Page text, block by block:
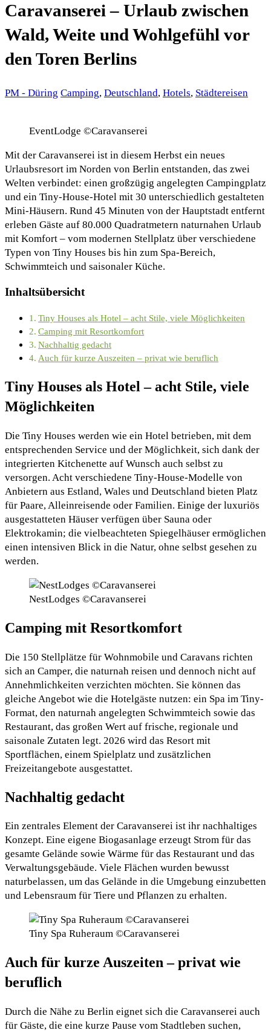
Caravanserei – Urlaub zwischen
Wald, Weite und Wohlgefühl vor
den Toren Berlins
PM - Düring Camping, Deutschland, Hotels, Städtereisen
EventLodge ©Caravanserei
Mit der Caravanserei ist in diesem Herbst ein neues
Urlaubsresort im Norden von Berlin entstanden, das zwei
Welten verbindet: einen großzügig angelegten Campingplatz
und ein Tiny-House-Hotel mit 30 unterschiedlich gestalteten
Mini-Häusern. Rund 45 Minuten von der Hauptstadt entfernt
erleben Gäste auf 80.000 Quadratmetern naturnahen Urlaub
mit Komfort – vom modernen Stellplatz über verschiedene
Typen von Tiny Houses bis hin zum Spa-Bereich,
Schwimmteich und saisonaler Küche.
Inhaltsübersicht
Tiny Houses als Hotel – acht Stile, viele Möglichkeiten
Camping mit Resortkomfort
Nachhaltig gedacht
Auch für kurze Auszeiten – privat wie beruflich
Tiny Houses als Hotel – acht Stile, viele
Möglichkeiten
Die Tiny Houses werden wie ein Hotel betrieben, mit dem
entsprechenden Service und der Möglichkeit, sich dank der
integrierten Kitchenette auf Wunsch auch selbst zu
versorgen. Acht verschiedene Tiny-House-Modelle von
Anbietern aus Estland, Wales und Deutschland bieten Platz
für Paare, Alleinreisende oder Familien. Einige der luxuriös
ausgestatteten Häuser verfügen über Sauna oder
Elektrokamin; die vielbeachteten Spiegelhäuser ermöglichen
einen intensiven Blick in die Natur, ohne selbst gesehen zu
werden.
NestLodges ©Caravanserei
Camping mit Resortkomfort
Die 150 Stellplätze für Wohnmobile und Caravans richten
sich an Camper, die naturnah reisen und dennoch nicht auf
Annehmlichkeiten verzichten möchten. Sie können das
gleiche Angebot wie die Hotelgäste nutzen: ein Spa im Tiny-
Format, den naturnah angelegten Schwimmteich sowie das
Restaurant, das großen Wert auf frische, regionale und
saisonale Zutaten legt. 2026 wird das Resort mit
Sportflächen, einem Spielplatz und zusätzlichen
Freizeitangebote ausgestattet.
Nachhaltig gedacht
Ein zentrales Element der Caravanserei ist ihr nachhaltiges
Konzept. Eine eigene Biogasanlage erzeugt Strom für das
gesamte Gelände sowie Wärme für das Restaurant und das
Verwaltungsgebäude. Viele Flächen wurden bewusst
naturbelassen, um das Gelände in die Umgebung einzubetten
und Lebensraum für Tiere und Pflanzen zu erhalten.
Tiny Spa Ruheraum ©Caravanserei
Auch für kurze Auszeiten – privat wie
beruflich
Durch die Nähe zu Berlin eignet sich die Caravanserei auch
für Gäste, die eine kurze Pause vom Stadtleben suchen,